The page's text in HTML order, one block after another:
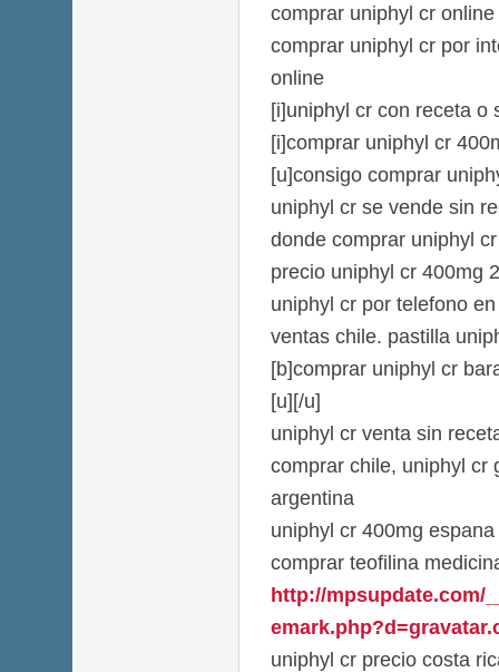
comprar uniphyl cr
comprar uniphyl cr por
online
[i]uniphyl cr con receta o
[i]comprar uniphyl cr
[u]consigo comprar
uniphyl cr se vende sin
donde comprar uniphyl
precio uniphyl cr 400mg
uniphyl cr por telefono
ventas chile. pastilla
[b]comprar uniphyl cr
[u][/u]
uniphyl cr venta sin
comprar chile, uniphyl cr
argentina
uniphyl cr 400mg
comprar teofilina
http://mpsupdate.com/
uniphyl cr precio costa